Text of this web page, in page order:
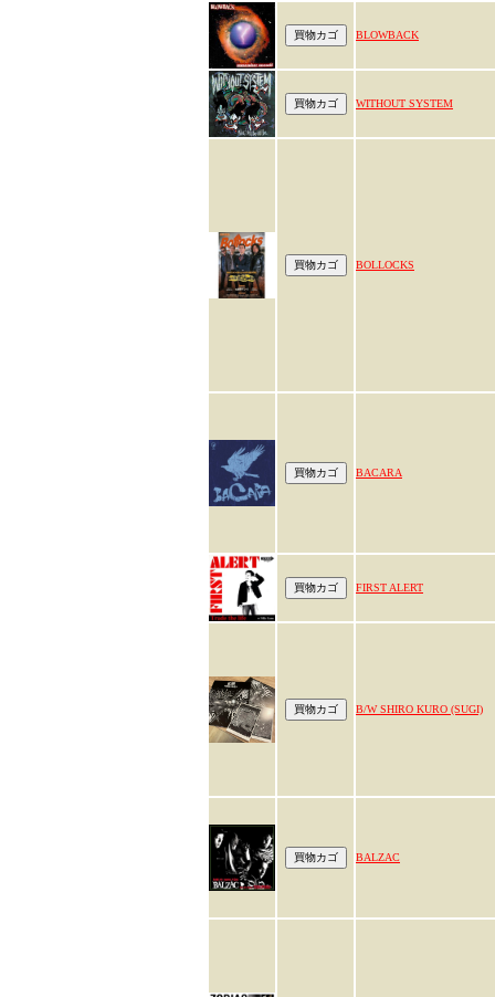
BLOWBACK
WITHOUT SYSTEM
BOLLOCKS
BACARA
FIRST ALERT
B/W SHIRO KURO (SUGI)
BALZAC